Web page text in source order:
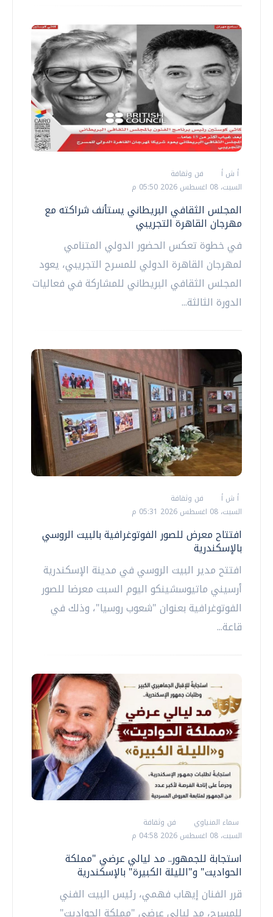
أ ش أ
فن وثقافة
السبت، 08 اغسطس 2026 05:50 م
المجلس الثقافي البريطاني يستأنف شراكته مع
مهرجان القاهرة التجريبي
في خطوة تعكس الحضور الدولي المتنامي
لمهرجان القاهرة الدولي للمسرح التجريبي، يعود
المجلس الثقافي البريطاني للمشاركة في فعاليات
الدورة الثالثة...
أ ش أ
فن وثقافة
السبت، 08 اغسطس 2026 05:31 م
افتتاح معرض للصور الفوتوغرافية بالبيت الروسي
بالإسكندرية
افتتح مدير البيت الروسي في مدينة الإسكندرية
أرسيني ماتيوسشينكو اليوم السبت معرضا للصور
الفوتوغرافية بعنوان "شعوب روسيا"، وذلك في
قاعة...
سماء المنياوي
فن وثقافة
السبت، 08 اغسطس 2026 04:58 م
استجابة للجمهور.. مد ليالي عرضي "مملكة
الحواديت" و"الليلة الكبيرة" بالإسكندرية
قرر الفنان إيهاب فهمي، رئيس البيت الفني
للمسرح، مد ليالي عرضي "مملكة الحواديت"